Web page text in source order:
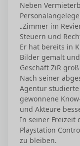
Neben
„Zimmer im
Steuern und
Er hat bereits in
Bilder gemalt
Geschäft ZiR
Nach seiner
Agentur
gewonnene
und Akteure
In seiner Freizeit
Playstation
zu bleiben.